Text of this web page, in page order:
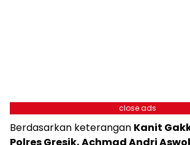
close ads
Berdasarkan keterangan Kanit